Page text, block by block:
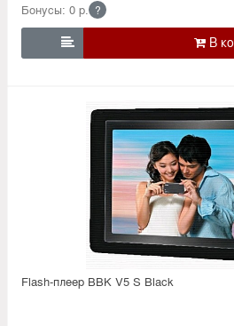
Бонусы: 0 р. ?

Flash-плеер BBK V5 S Black